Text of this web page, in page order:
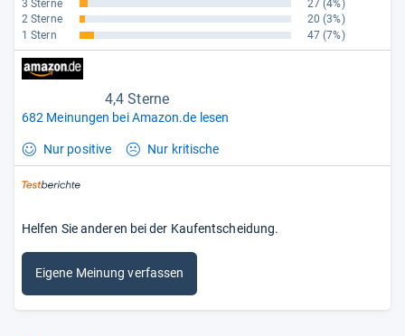
3 Sterne 27 (4%)
2 Sterne
20 (3%)
1 Stern
47 (7%)
4,4 Sterne
682 Meinungen bei Amazon.de lesen
Nur positive Nur kritische
Helfen Sie anderen bei der Kaufentscheidung.
Eigene Meinung verfassen